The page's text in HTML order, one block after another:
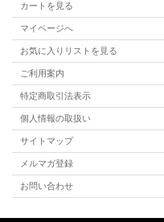
カートを見る
マイページへ
お気に入りリストを見る
ご利用案内
特定商取引法表示
個人情報の取扱い
サイトマップ
メルマガ登録
お問い合わせ